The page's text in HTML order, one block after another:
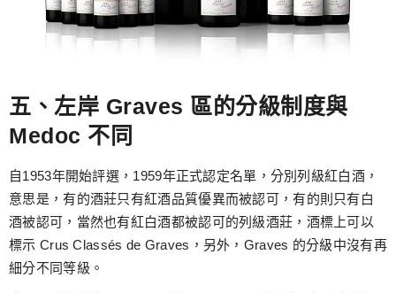
五、左岸 Graves 區的分級制度與
Medoc 不同
自1953年開始評選，1959年正式認定名單，分別列級紅白酒，
意思是，有的酒莊只有紅酒品質優異而被認可，有的則只有白
酒被認可，當然也有紅白酒都被認可的列級酒莊，酒標上可以
標示 Crus Classés de Graves，另外，Graves 的分級中沒有再
細分不同等級。